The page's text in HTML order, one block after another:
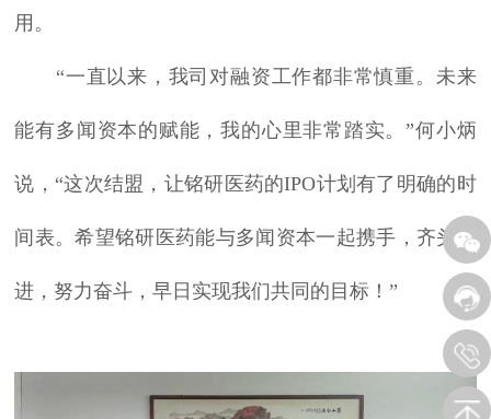
用。
“一直以来，我司对融资工作都非常慎重。未来
能有多闻资本的赋能，我的心里非常踏实。”何小炳
说，“这次结盟，让铭研医药的IPO计划有了明确的时
间表。希望铭研医药能与多闻资本一起携手，齐头并
进，努力奋斗，早日实现我们共同的目标！”